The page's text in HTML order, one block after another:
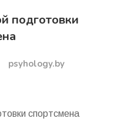
подготовки
psyhology.by